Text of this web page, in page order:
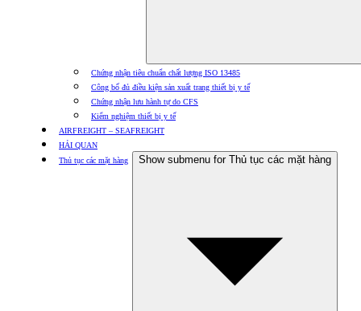
Chứng nhận tiêu chuẩn chất lượng ISO 13485
Công bố đủ điều kiện sản xuất trang thiết bị y tế
Chứng nhận lưu hành tự do CFS
Kiểm nghiệm thiết bị y tế
AIRFREIGHT – SEAFREIGHT
HẢI QUAN
Thủ tục các mặt hàng
Show submenu for Thủ tục các mặt hàng